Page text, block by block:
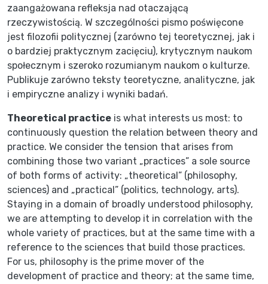
zaangażowana refleksja nad otaczającą
rzeczywistością. W szczególności pismo poświęcone
jest filozofii politycznej (zarówno tej teoretycznej, jak i
o bardziej praktycznym zacięciu), krytycznym naukom
społecznym i szeroko rozumianym naukom o kulturze.
Publikuje zarówno teksty teoretyczne, analityczne, jak
i empiryczne analizy i wyniki badań.
Theoretical practice is what interests us most: to
continuously question the relation between theory and
practice. We consider the tension that arises from
combining those two variant „practices” a sole source
of both forms of activity: „theoretical” (philosophy,
sciences) and „practical” (politics, technology, arts).
Staying in a domain of broadly understood philosophy,
we are attempting to develop it in correlation with the
whole variety of practices, but at the same time with a
reference to the sciences that build those practices.
For us, philosophy is the prime mover of the
development of practice and theory; at the same time,